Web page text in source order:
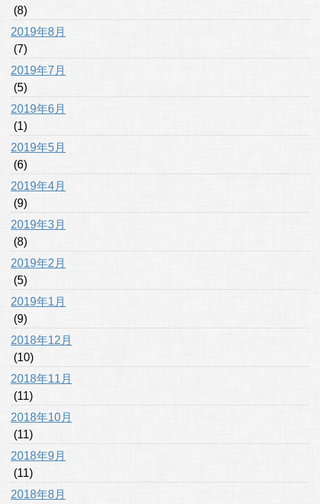
(8)
2019年8月
(7)
2019年7月
(5)
2019年6月
(1)
2019年5月
(6)
2019年4月
(9)
2019年3月
(8)
2019年2月
(5)
2019年1月
(9)
2018年12月
(10)
2018年11月
(11)
2018年10月
(11)
2018年9月
(11)
2018年8月